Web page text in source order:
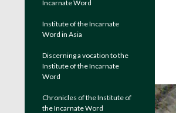
Incarnate Word
Institute of the Incarnate
Word in Asia
Discerning a vocation to the
Institute of the Incarnate
Word
Chronicles of the Institute of
the Incarnate Word